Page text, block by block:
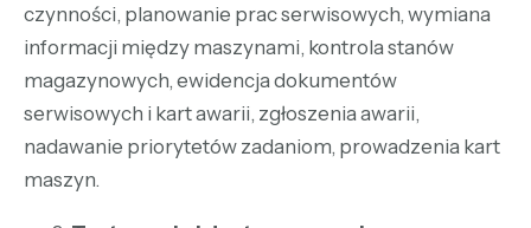
czynności, planowanie prac serwisowych, wymiana
informacji między maszynami, kontrola stanów
magazynowych, ewidencja dokumentów
serwisowych i kart awarii, zgłoszenia awarii,
nadawanie priorytetów zadaniom, prowadzenia kart
maszyn.